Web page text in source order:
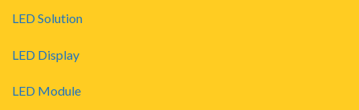
LED Solution
LED Display
LED Module